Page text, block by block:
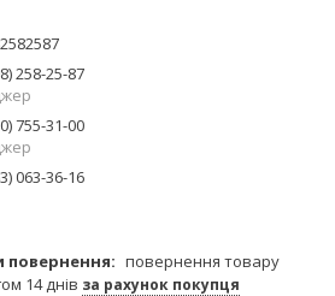
258-25-87
755-31-00
063-36-16
повернення товару
14 днів за рахунок покупця